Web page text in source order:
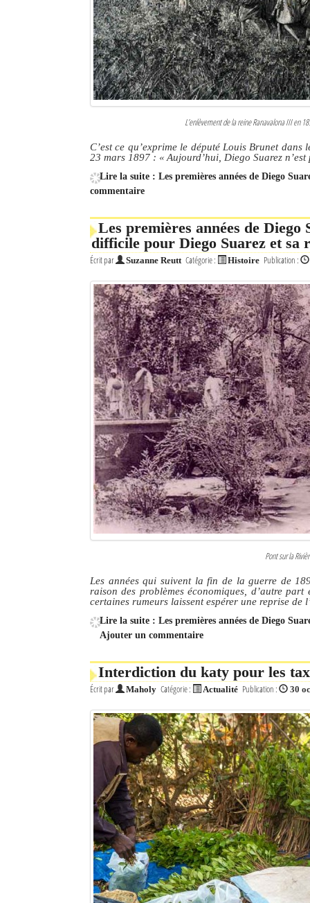
L’enlèvement de la reine Ranavalona III en
C’est ce qu’exprime le député Louis Brunet
23 mars 1897 : « Aujourd’hui, Diego Suarez
Lire la suite : Les premières années de Diego
commentaire
Les premières années de
difficile pour Diego Suarez et sa
Écrit par Suzanne Reutt Catégorie : Histoire Publication :
Pont sur la
Les années qui suivent la fin de la guerre de
raison des problèmes économiques, d’autre
certaines rumeurs laissent espérer une reprise de
Lire la suite : Les premières années de Diego
Ajouter un commentaire
Interdiction du katy pour les
Écrit par Maholy Catégorie : Actualité Publication : 30